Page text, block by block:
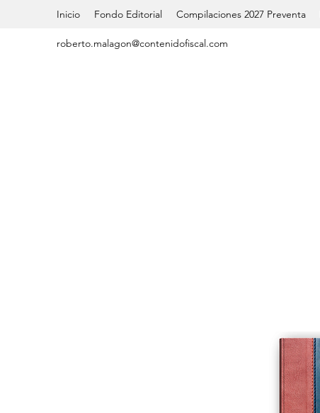
Inicio Fondo Editorial Compilaciones 2027 Preventa
roberto.malagon@contenidofiscal.com